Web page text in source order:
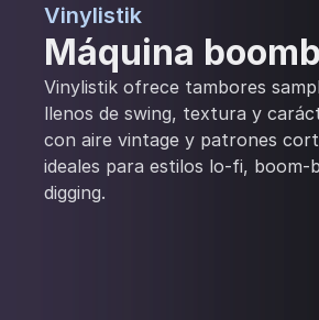
Vinylistik
Máquina
Vinylistik ofrece tambores
llenos de swing, textura y
con aire vintage y patrones
ideales para estilos lo-fi, boom-
digging.